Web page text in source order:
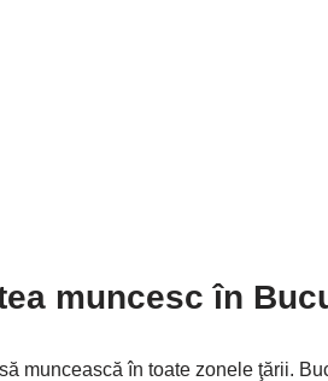
muncesc în
muncească în toate zonele ţării.